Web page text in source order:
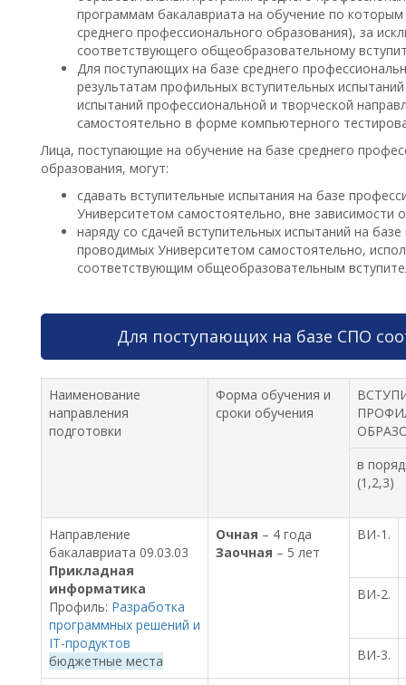
программам бакалавриата на обучение по
среднего профессионального образования), за
соответствующего общеобразовательному
Для поступающих на базе среднего
результатам профильных вступительных
испытаний профессиональной и творческой
самостоятельно в форме компьютерного
Лица, поступающие на обучение на базе среднего
образования, могут:
сдавать вступительные испытания на базе
Университетом самостоятельно, вне зависимости
наряду со сдачей вступительных испытаний на
проводимых Университетом самостоятельно,
соответствующим общеобразовательным
Для поступающих на базе СПО
Наименование
направления
подготовки
Форма обучения и
сроки обучения
в
(1,2,3)
Направление
бакалавриата 09.03.03
Прикладная
информатика
Профиль: Разработка
программных решений и
IT-продуктов
бюджетные места
Очная – 4 года
Заочная – 5 лет
ВИ-1.
ВИ-2.
ВИ-3.